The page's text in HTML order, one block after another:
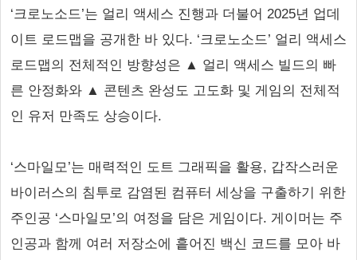
‘크로노소드’는 얼리 액세스 진행과 더불어 2025년 업데
이트 로드맵을 공개한 바 있다. ‘크로노소드’ 얼리 액세스
로드맵의 전체적인 방향성은 ▲ 얼리 액세스 빌드의 빠
른 안정화와 ▲ 콘텐츠 완성도 고도화 및 게임의 전체적
인 유저 만족도 상승이다.
‘스마일모’는 매력적인 도트 그래픽을 활용, 갑작스러운
바이러스의 침투로 감염된 컴퓨터 세상을 구출하기 위한
주인공 ‘스마일모’의 여정을 담은 게임이다. 게이머는 주
인공과 함께 여러 저장소에 흩어진 백신 코드를 모아 바